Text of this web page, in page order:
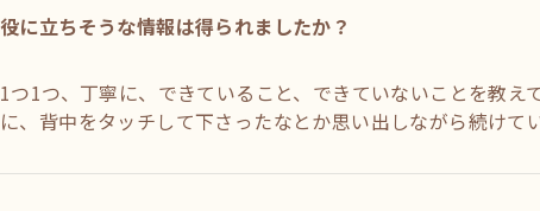
役に立ちそうな情報は得られましたか？
1つ1つ、丁寧に、できていること、できていないことを教
に、背中をタッチして下さったなとか思い出しながら続けてい